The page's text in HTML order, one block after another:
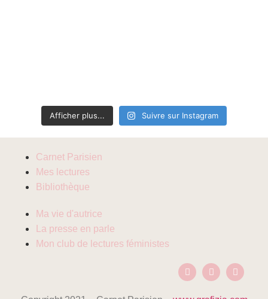
Afficher plus... Suivre sur Instagram
Carnet Parisien
Mes lectures
Bibliothèque
Ma vie d'autrice
La presse en parle
Mon club de lectures féministes